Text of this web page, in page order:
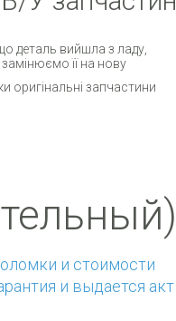
деталь вийшла з ладу,
замінюємо її на нову
оригінальні запчастини
и стоимости
и выдается акт